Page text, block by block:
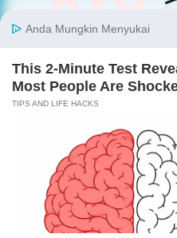
Kabarbaru.co
serta
Follow